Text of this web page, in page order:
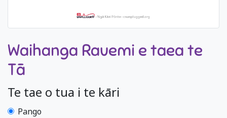
Waihanga Rauemi e taea te
Tā
Te tae o tua i te kāri
Pango